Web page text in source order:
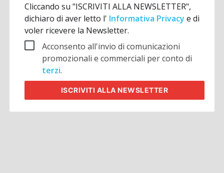
Cliccando su "ISCRIVITI ALLA NEWSLETTER",
dichiaro di aver letto l' Informativa Privacye di
voler ricevere la Newsletter.
Acconsento all'invio di comunicazioni
promozionali e commerciali per conto di
terzi.
ISCRIVITI ALLA NEWSLETTER